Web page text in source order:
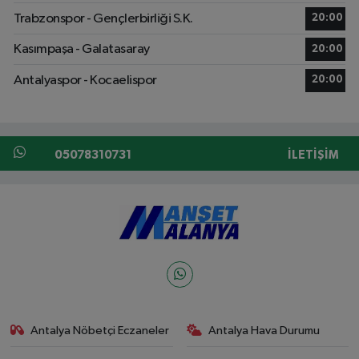
Trabzonspor - Gençlerbirliği S.K. 20:00
Kasımpaşa - Galatasaray 20:00
Antalyaspor - Kocaelispor 20:00
05078310731 İLETIŞIM
Antalya Nöbetçi Eczaneler Antalya Hava Durumu